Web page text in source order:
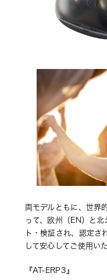
両モデルともに、世界
って、欧州（EN）と
ト・検証され、認定さ
して安心してご使用い
『AT-ERP3』